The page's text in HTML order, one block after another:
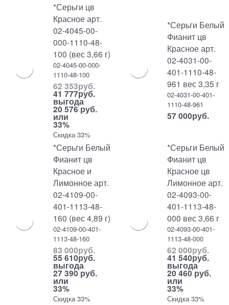
*Серьги цв
Красное арт.
02-4045-00-
000-1110-48-
100 (вес 3,66 г)
02-4045-00-000-
1110-48-100
62 353руб.
41 777руб.
выгода
20 576 руб.
или
33%
Скидка 33%
*Серьги Белый
Фианит цв
Красное арт.
02-4031-00-
401-1110-48-
961 вес 3,35 г
02-4031-00-401-
1110-48-961
57 000руб.
*Серьги Белый
Фианит цв
Красное и
Лимонное арт.
02-4109-00-
401-1113-48-
160 (вес 4,89 г)
02-4109-00-401-
1113-48-160
83 000руб.
55 610руб.
выгода
27 390 руб.
или
33%
Скидка 33%
*Серьги Белый
Фианит цв
Красное цв
Лимонное арт.
02-4093-00-
401-1113-48-
000 вес 3,66 г
02-4093-00-401-
1113-48-000
62 000руб.
41 540руб.
выгода
20 460 руб.
или
33%
Скидка 33%